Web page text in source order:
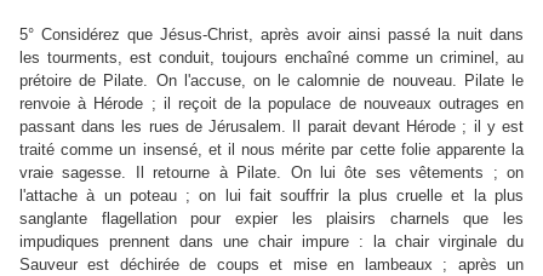
5° Considérez que Jésus-Christ, après avoir ainsi passé la nuit dans
les tourments, est conduit, toujours enchaîné comme un criminel, au
prétoire de Pilate. On l'accuse, on le calomnie de nouveau. Pilate le
renvoie à Hérode ; il reçoit de la populace de nouveaux outrages en
passant dans les rues de Jérusalem. Il parait devant Hérode ; il y est
traité comme un insensé, et il nous mérite par cette folie apparente la
vraie sagesse. Il retourne à Pilate. On lui ôte ses vêtements ; on
l'attache à un poteau ; on lui fait souffrir la plus cruelle et la plus
sanglante flagellation pour expier les plaisirs charnels que les
impudiques prennent dans une chair impure : la chair virginale du
Sauveur est déchirée de coups et mise en lambeaux ; après un